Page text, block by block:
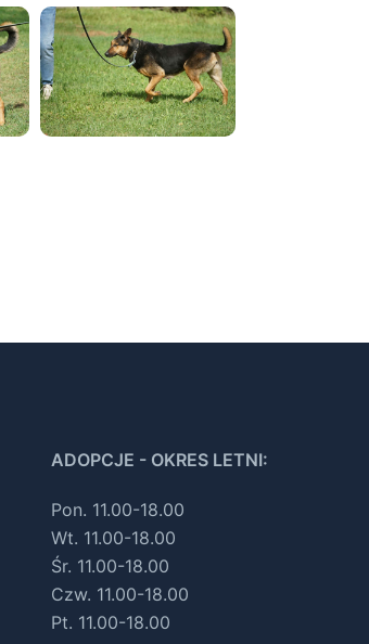
ADOPCJE - OKRES LETNI:
Pon. 11.00-18.00
Wt. 11.00-18.00
Śr. 11.00-18.00
Czw. 11.00-18.00
Pt. 11.00-18.00